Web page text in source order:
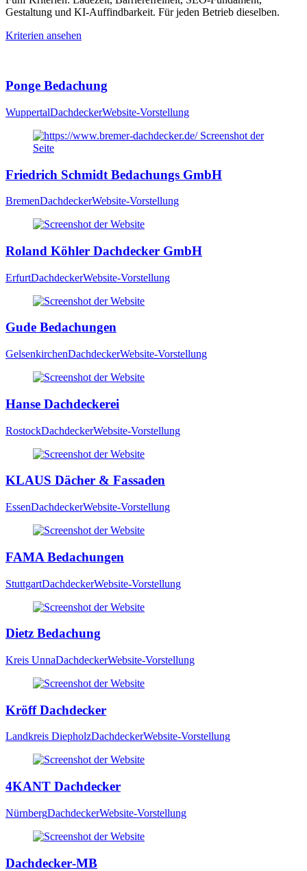
Gestaltung und KI-Auffindbarkeit. Für jeden Betrieb dieselben.
Kriterien ansehen
Ponge Bedachung
WuppertalDachdeckerWebsite-Vorstellung
Friedrich Schmidt Bedachungs GmbH
BremenDachdeckerWebsite-Vorstellung
Roland Köhler Dachdecker GmbH
ErfurtDachdeckerWebsite-Vorstellung
Gude Bedachungen
GelsenkirchenDachdeckerWebsite-Vorstellung
Hanse Dachdeckerei
RostockDachdeckerWebsite-Vorstellung
KLAUS Dächer & Fassaden
EssenDachdeckerWebsite-Vorstellung
FAMA Bedachungen
StuttgartDachdeckerWebsite-Vorstellung
Dietz Bedachung
Kreis UnnaDachdeckerWebsite-Vorstellung
Kröff Dachdecker
Landkreis DiepholzDachdeckerWebsite-Vorstellung
4KANT Dachdecker
NürnbergDachdeckerWebsite-Vorstellung
Dachdecker‑MB